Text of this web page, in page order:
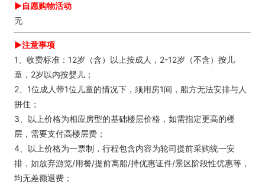
►自愿购物活动
无
►注意事项
1、收费标准：12岁（含）以上按成人，2-12岁（不含）按儿
童，2岁以内按婴儿；
2、1位成人带1位儿童的情况下，须用房1间，船方无法安排与人
拼住；
3、以上价格为相应房型的基础楼层价格，如需指定更高的楼
层，需要支付高楼层费；
4、以上价格为一票制，行程包含内容为轮司提前采购统一安
排，如放弃游览/用餐/提前离船/持优惠证件/景区阶段性优惠等，
均无差额退费；